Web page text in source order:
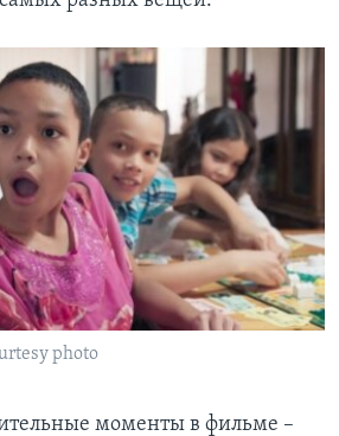
photo
моменты в фильме –